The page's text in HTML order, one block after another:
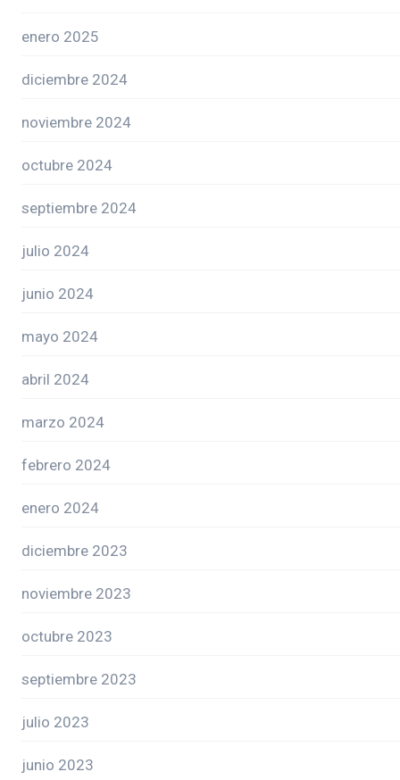
enero 2025
diciembre 2024
noviembre 2024
octubre 2024
septiembre 2024
julio 2024
junio 2024
mayo 2024
abril 2024
marzo 2024
febrero 2024
enero 2024
diciembre 2023
noviembre 2023
octubre 2023
septiembre 2023
julio 2023
junio 2023